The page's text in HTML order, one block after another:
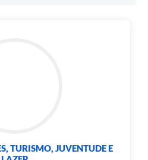
TURISMO, JUVENTUDE E